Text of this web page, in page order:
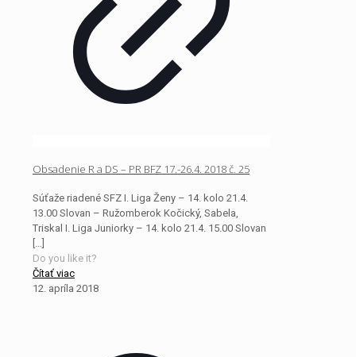
Obsadenie R a DS – PR BFZ 17.-26.4. 2018 č. 25
Súťaže riadené SFZ I. Liga Ženy – 14. kolo 21.4.
13.00 Slovan – Ružomberok Kočický, Sabela,
Triskal I. Liga Juniorky – 14. kolo 21.4. 15.00 Slovan
[…]
Do you like it?
Čítať viac
12. apríla 2018